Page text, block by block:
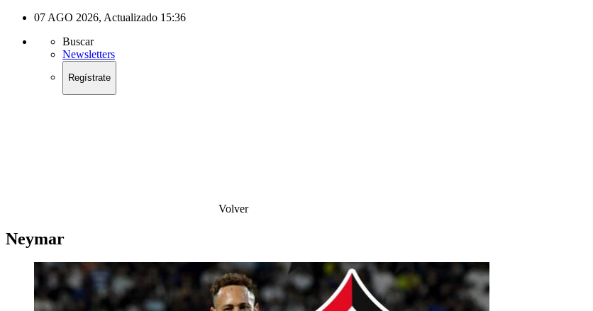
07 AGO 2026, Actualizado 15:36
Buscar
Newsletters
Regístrate
Volver
Neymar